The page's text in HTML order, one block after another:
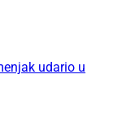
udario u